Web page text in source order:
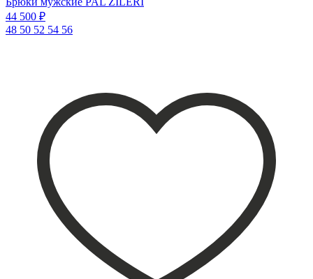
44 500 ₽
48 50 52 54 56